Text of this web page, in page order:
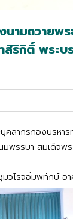
มถวายพร
ริกิติ์ พระบ
คลากรกองบริห
พรรษา สมเด็จพ
รจอิ่มพิทักษ์ อาค